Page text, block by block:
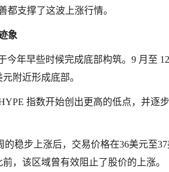
都支撑了这波上涨行情。
象
今年早些时候完成底部构筑。9 月至
附近形成底部。
指数开始创出更高的低点，并逐
的稳步上涨后，交易价格在36美元至
，该区域曾有效阻止了股价的上涨。